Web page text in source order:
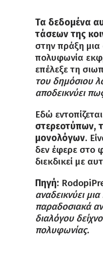
Τα δεδομένα
τάσεων της
στην πράξη
πολυφωνία
επέλεξε τη
του δημόσιου
αποδεικνύει
Εδώ
στερεοτύπων,
μονολόγων.
δεν έφερε στο
διεκδικεί με
Πηγή:
αναδεικνύει
παραδοσιακά
διαλόγου
πολυφωνίας.